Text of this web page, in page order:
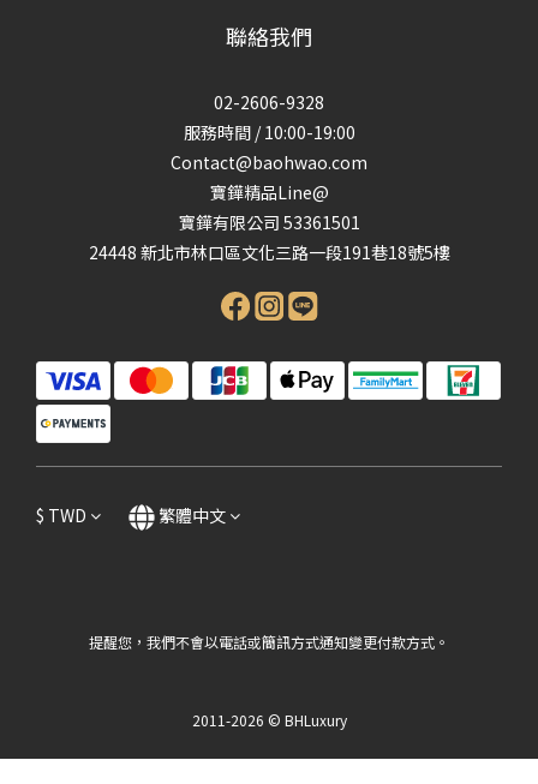
聯絡我們
02-2606-9328
服務時間 / 10:00-19:00
Contact@baohwao.com
寶鏵精品Line@
寶鏵有限公司 53361501
24448 新北市林口區文化三路一段191巷18號5樓
$ TWD 繁體中文
提醒您，我們不會以電話或簡訊方式通知變更付款方式。
2011-2026 © BHLuxury